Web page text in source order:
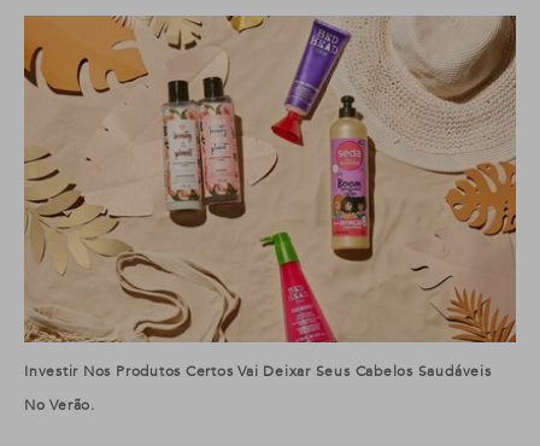
Investir Nos Produtos Certos Vai Deixar Seus Cabelos Saudáveis
No Verão.